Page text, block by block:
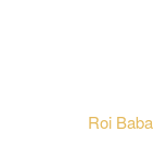
Roi Baba